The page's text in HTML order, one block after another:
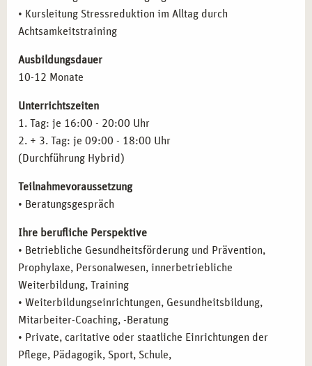
Arbeit in Kliniken, Rehabilitationszentren oder
Wellness- und Therapieeinrichtungen
• Kursleitung Stressreduktion im Alltag durch
Achtsamkeitstraining
Ausbildungsdauer
10-12 Monate
Unterrichtszeiten
1. Tag: je 16:00 - 20:00 Uhr
2. + 3. Tag: je 09:00 - 18:00 Uhr
(Durchführung Hybrid)
Teilnahmevoraussetzung
• Beratungsgespräch
Ihre berufliche Perspektive
• Betriebliche Gesundheitsförderung und Prävention,
Prophylaxe, Personalwesen, innerbetriebliche
Weiterbildung, Training
• Weiterbildungseinrichtungen, Gesundheitsbildung,
Mitarbeiter-Coaching, -Beratung
• Private, caritative oder staatliche Einrichtungen der
Pflege, Pädagogik, Sport, Schule,